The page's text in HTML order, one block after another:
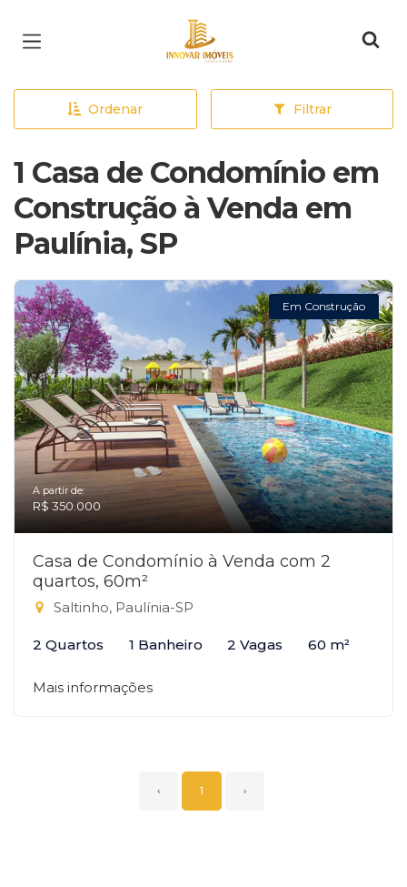
Página inicial
Ordenar Filtrar
1 Casa de Condomínio em
Construção à Venda em
Paulínia, SP
Em Construção
A partir de:
R$ 350.000
Casa de Condomínio à Venda com 2
quartos, 60m²
Saltinho, Paulínia-SP
2 Quartos 1 Banheiro 2 Vagas 60 m²
Mais informações
‹ 1 ›